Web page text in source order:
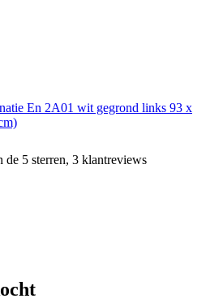
En 2A01 wit gegrond links 93 x
de 5 sterren, 3 klantreviews